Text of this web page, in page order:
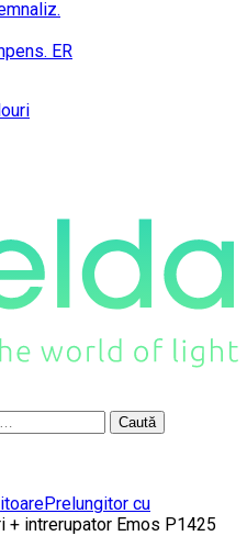
ER
Caută
Prelungitor cu
+ intrerupator Emos P1425